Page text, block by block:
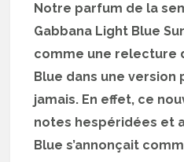
Notre parfum de la
Gabbana Light Blue
comme une relecture
Blue dans une version
jamais. En effet, ce
notes hespéridées et
Blue s’annonçait